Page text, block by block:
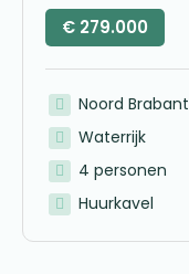
€ 279.000
Noord Brabant
Waterrijk
4 personen
Huurkavel